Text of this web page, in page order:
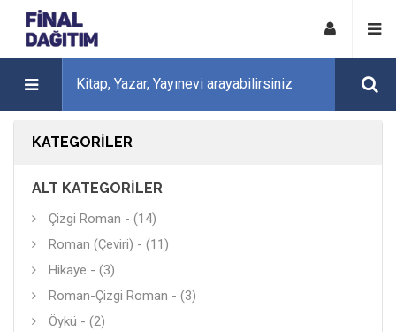
KATEGORILER
ALT KATEGORILER
Çizgi Roman - (14)
Roman (Çeviri) - (11)
Hikaye - (3)
Roman-Çizgi Roman - (3)
Öykü - (2)